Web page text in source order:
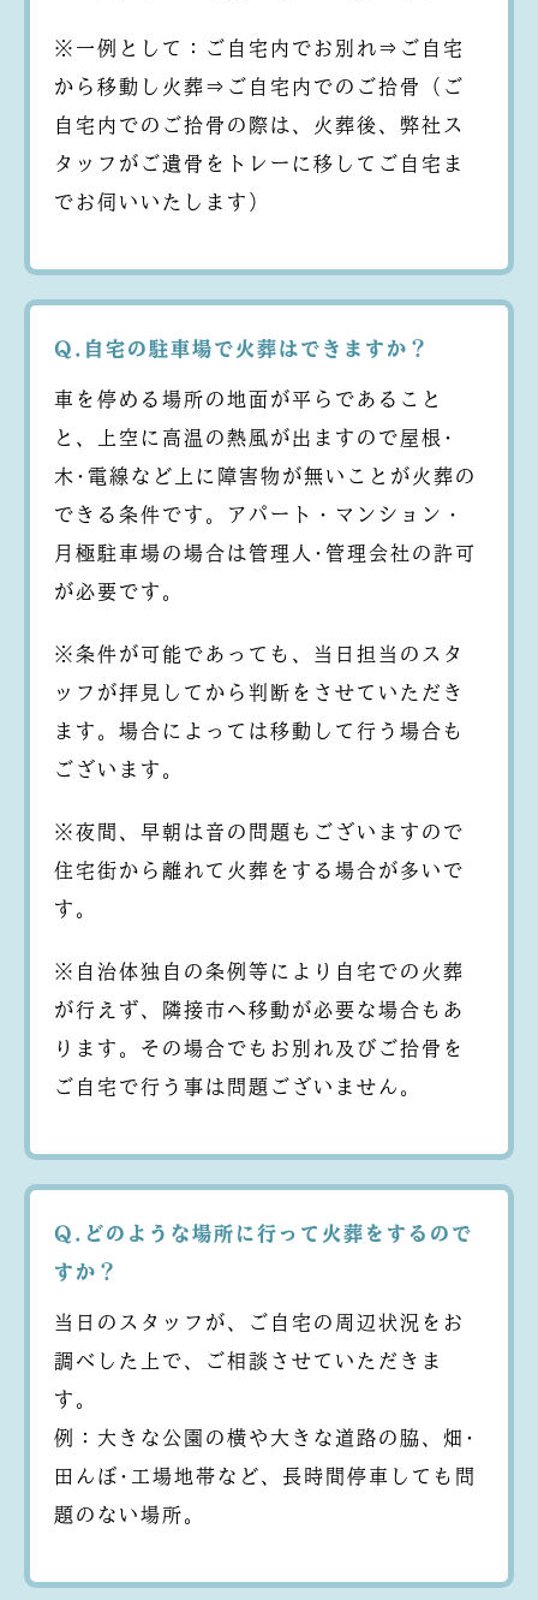
※一例として：ご自宅内でお別れ⇒ご自宅
から移動し火葬⇒ご自宅内でのご拾骨（ご
自宅内でのご拾骨の際は、火葬後、弊社ス
タッフがご遺骨をトレーに移してご自宅ま
でお伺いいたします）
Q.自宅の駐車場で火葬はできますか？
車を停める場所の地面が平らであること
と、上空に高温の熱風が出ますので屋根･
木･電線など上に障害物が無いことが火葬の
できる条件です。アパート・マンション・
月極駐車場の場合は管理人･管理会社の許可
が必要です。
※条件が可能であっても、当日担当のスタ
ッフが拝見してから判断をさせていただき
ます。場合によっては移動して行う場合も
ございます。
※夜間、早朝は音の問題もございますので
住宅街から離れて火葬をする場合が多いで
す。
※自治体独自の条例等により自宅での火葬
が行えず、隣接市へ移動が必要な場合もあ
ります。その場合でもお別れ及びご拾骨を
ご自宅で行う事は問題ございません。
Q.どのような場所に行って火葬をするので
すか？
当日のスタッフが、ご自宅の周辺状況をお
調べした上で、ご相談させていただきま
す。
例：大きな公園の横や大きな道路の脇、畑･
田んぼ･工場地帯など、長時間停車しても問
題のない場所。